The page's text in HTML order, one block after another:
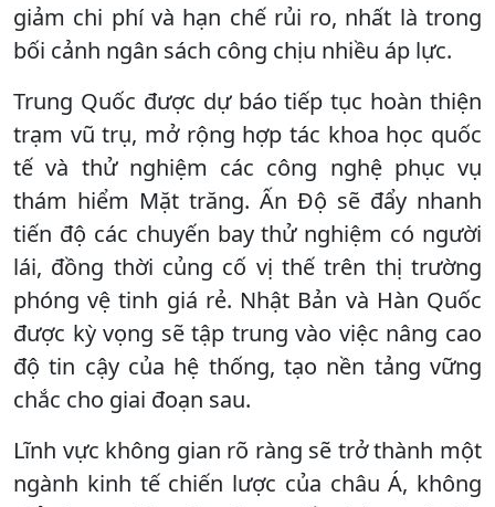
giảm chi phí và hạn chế rủi ro, nhất là trong
bối cảnh ngân sách công chịu nhiều áp lực.
Trung Quốc được dự báo tiếp tục hoàn thiện
trạm vũ trụ, mở rộng hợp tác khoa học quốc
tế và thử nghiệm các công nghệ phục vụ
thám hiểm Mặt trăng. Ấn Độ sẽ đẩy nhanh
tiến độ các chuyến bay thử nghiệm có người
lái, đồng thời củng cố vị thế trên thị trường
phóng vệ tinh giá rẻ. Nhật Bản và Hàn Quốc
được kỳ vọng sẽ tập trung vào việc nâng cao
độ tin cậy của hệ thống, tạo nền tảng vững
chắc cho giai đoạn sau.
Lĩnh vực không gian rõ ràng sẽ trở thành một
ngành kinh tế chiến lược của châu Á, không